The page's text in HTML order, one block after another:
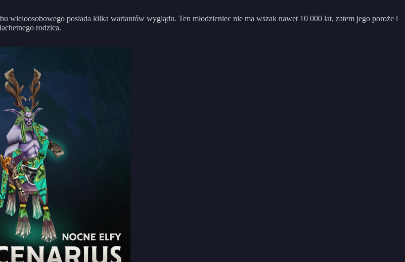
wieloosobowego posiada kilka wariantów wyglądu. Ten młodzieniec nie ma wszak nawet 10 000 lat, zatem jego poroże i
rodzica.